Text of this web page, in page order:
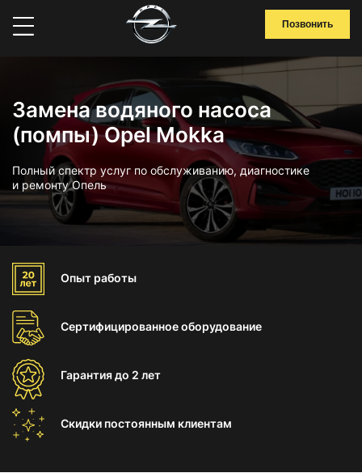
Позвонить
Замена водяного насоса
(помпы) Opel Mokka
Полный спектр услуг по обслуживанию, диагностике
и ремонту Опель
Опыт работы
Сертифицированноеоборудование
Гарантиядо 2 лет
Скидки постоянным клиентам